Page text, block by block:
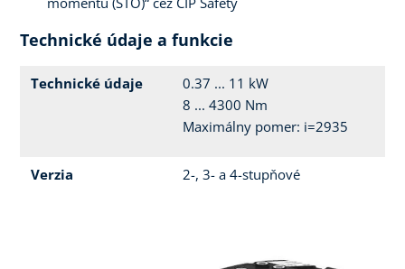
Technické údaje a funkcie
Technické údaje
0.37 ... 11 kW
8 ... 4300 Nm
Maximálny pomer: i=2935
Verzia 2-, 3- a 4-stupňové